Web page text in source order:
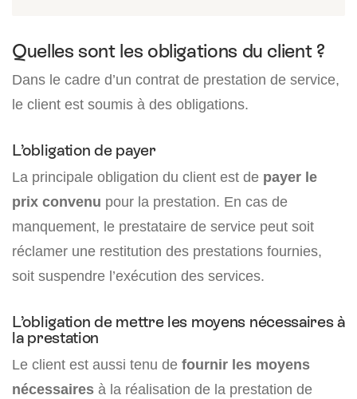
Quelles sont les obligations du client ?
Dans le cadre d’un contrat de prestation de service,
le client est soumis à des obligations.
L’obligation de payer
La principale obligation du client est de payer le
prix convenu pour la prestation. En cas de
manquement, le prestataire de service peut soit
réclamer une restitution des prestations fournies,
soit suspendre l’exécution des services.
L’obligation de mettre les moyens nécessaires à
la prestation
Le client est aussi tenu de fournir les moyens
nécessaires à la réalisation de la prestation de